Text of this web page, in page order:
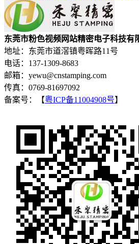
东莞市粉色视频网站精密电子科技有
地址：东莞市道滘镇粤晖路11号
电话：137-1309-8683
邮箱：yewu@cnstamping.com
传真：0769-81697092
备案号：【粤ICP备11004908号】